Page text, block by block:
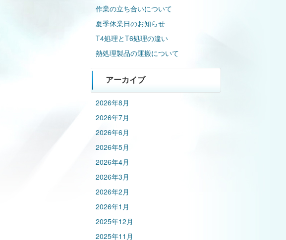
作業の立ち合いについて
夏季休業日のお知らせ
T4処理とT6処理の違い
熱処理製品の運搬について
アーカイブ
2026年8月
2026年7月
2026年6月
2026年5月
2026年4月
2026年3月
2026年2月
2026年1月
2025年12月
2025年11月